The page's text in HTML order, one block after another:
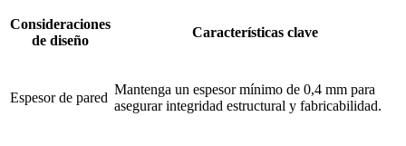
Consideraciones
de diseño
Características clave
Espesor de pared
Mantenga un espesor mínimo de 0,4 mm para
asegurar integridad estructural y fabricabilidad.